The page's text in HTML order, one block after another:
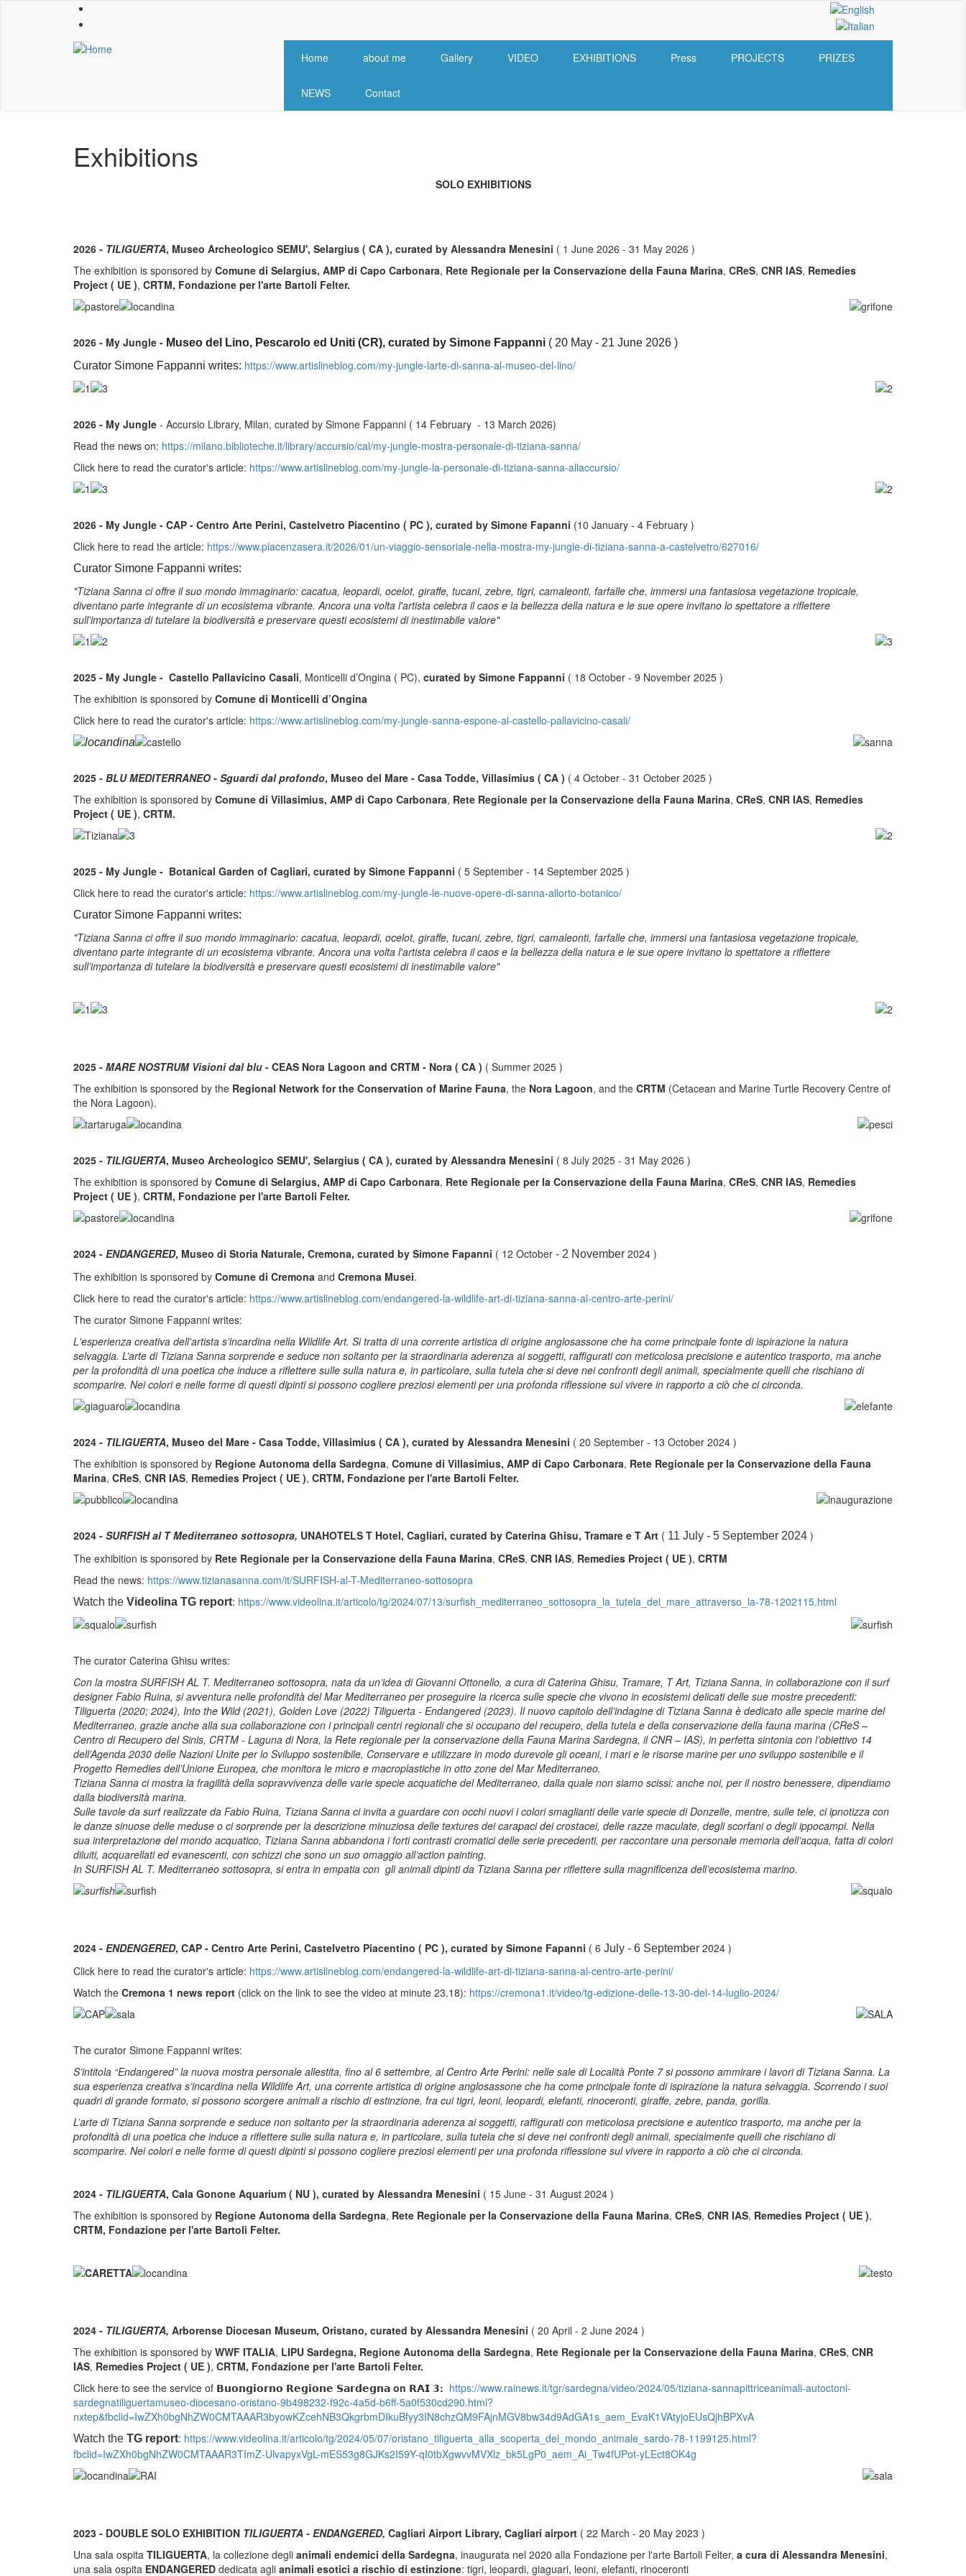
Main
navigation
Home about me Gallery VIDEO EXHIBITIONS Press PROJECTS PRIZES
NEWS Contact
Exhibitions
SOLO EXHIBITIONS
2026 - TILIGUERTA, Museo Archeologico SEMU', Selargius ( CA ), curated by Alessandra Menesini ( 1 June 2026 - 31 May 2026 )
The exhibition is sponsored by Comune di Selargius, AMP di Capo Carbonara, Rete Regionale per la Conservazione della Fauna Marina, CReS, CNR IAS, Remedies
Project ( UE ), CRTM, Fondazione per l'arte Bartoli Felter.
2026 - My Jungle - Museo del Lino, Pescarolo ed Uniti (CR), curated by Simone Fappanni ( 20 May - 21 June 2026 )
Curator Simone Fappanni writes: https://www.artislineblog.com/my-jungle-larte-di-sanna-al-museo-del-lino/
2026 - My Jungle - Accursio Library, Milan, curated by Simone Fappanni ( 14 February - 13 March 2026)
Read the news on: https://milano.biblioteche.it/library/accursio/cal/my-jungle-mostra-personale-di-tiziana-sanna/
Click here to read the curator's article: https://www.artislineblog.com/my-jungle-la-personale-di-tiziana-sanna-allaccursio/
2026 - My Jungle - CAP - Centro Arte Perini, Castelvetro Piacentino ( PC ), curated by Simone Fapanni (10 January - 4 February )
Click here to read the article: https://www.piacenzasera.it/2026/01/un-viaggio-sensoriale-nella-mostra-my-jungle-di-tiziana-sanna-a-castelvetro/627016/
Curator Simone Fappanni writes:
"Tiziana Sanna ci offre il suo mondo immaginario: cacatua, leopardi, ocelot, giraffe, tucani, zebre, tigri, camaleonti, farfalle che, immersi una fantasiosa vegetazione tropicale,
diventano parte integrante di un ecosistema vibrante. Ancora una volta l'artista celebra il caos e la bellezza della natura e le sue opere invitano lo spettatore a riflettere
sull’importanza di tutelare la biodiversità e preservare questi ecosistemi di inestimabile valore"
2025 - My Jungle - Castello Pallavicino Casali, Monticelli d’Ongina ( PC), curated by Simone Fappanni ( 18 October - 9 November 2025 )
The exhibition is sponsored by Comune di Monticelli d’Ongina
Click here to read the curator's article: https://www.artislineblog.com/my-jungle-sanna-espone-al-castello-pallavicino-casali/
2025 - BLU MEDITERRANEO - Sguardi dal profondo, Museo del Mare - Casa Todde, Villasimius ( CA ) ( 4 October - 31 October 2025 )
The exhibition is sponsored by Comune di Villasimius, AMP di Capo Carbonara, Rete Regionale per la Conservazione della Fauna Marina, CReS, CNR IAS, Remedies
Project ( UE ), CRTM.
2025 - My Jungle - Botanical Garden of Cagliari, curated by Simone Fappanni ( 5 September - 14 September 2025 )
Click here to read the curator's article: https://www.artislineblog.com/my-jungle-le-nuove-opere-di-sanna-allorto-botanico/
Curator Simone Fappanni writes:
"Tiziana Sanna ci offre il suo mondo immaginario: cacatua, leopardi, ocelot, giraffe, tucani, zebre, tigri, camaleonti, farfalle che, immersi una fantasiosa vegetazione tropicale,
diventano parte integrante di un ecosistema vibrante. Ancora una volta l'artista celebra il caos e la bellezza della natura e le sue opere invitano lo spettatore a riflettere
sull’importanza di tutelare la biodiversità e preservare questi ecosistemi di inestimabile valore"
2025 - MARE NOSTRUM Visioni dal blu - CEAS Nora Lagoon and CRTM - Nora ( CA ) ( Summer 2025 )
The exhibition is sponsored by the Regional Network for the Conservation of Marine Fauna, the Nora Lagoon, and the CRTM (Cetacean and Marine Turtle Recovery Centre of
the Nora Lagoon).
2025 - TILIGUERTA, Museo Archeologico SEMU', Selargius ( CA ), curated by Alessandra Menesini ( 8 July 2025 - 31 May 2026 )
The exhibition is sponsored by Comune di Selargius, AMP di Capo Carbonara, Rete Regionale per la Conservazione della Fauna Marina, CReS, CNR IAS, Remedies
Project ( UE ), CRTM, Fondazione per l'arte Bartoli Felter.
2024 - ENDANGERED, Museo di Storia Naturale, Cremona, curated by Simone Fapanni ( 12 October - 2 November 2024 )
The exhibition is sponsored by Comune di Cremona and Cremona Musei.
Click here to read the curator's article: https://www.artislineblog.com/endangered-la-wildlife-art-di-tiziana-sanna-al-centro-arte-perini/
The curator Simone Fappanni writes:
L'esperienza creativa dell'artista s’incardina nella Wildlife Art. Si tratta di una corrente artistica di origine anglosassone che ha come principale fonte di ispirazione la natura
selvaggia. L’arte di Tiziana Sanna sorprende e seduce non soltanto per la straordinaria aderenza ai soggetti, raffigurati con meticolosa precisione e autentico trasporto, ma anche
per la profondità di una poetica che induce a riflettere sulle sulla natura e, in particolare, sulla tutela che si deve nei confronti degli animali, specialmente quelli che rischiano di
scomparire. Nei colori e nelle forme di questi dipinti si possono cogliere preziosi elementi per una profonda riflessione sul vivere in rapporto a ciò che ci circonda.
2024 - TILIGUERTA, Museo del Mare - Casa Todde, Villasimius ( CA ), curated by Alessandra Menesini ( 20 September - 13 October 2024 )
The exhibition is sponsored by Regione Autonoma della Sardegna, Comune di Villasimius, AMP di Capo Carbonara, Rete Regionale per la Conservazione della Fauna
Marina, CReS, CNR IAS, Remedies Project ( UE ), CRTM, Fondazione per l'arte Bartoli Felter.
2024 - SURFISH al T Mediterraneo sottosopra, UNAHOTELS T Hotel, Cagliari, curated by Caterina Ghisu, Tramare e T Art ( 11 July - 5 September 2024 )
The exhibition is sponsored by Rete Regionale per la Conservazione della Fauna Marina, CReS, CNR IAS, Remedies Project ( UE ), CRTM
Read the news: https://www.tizianasanna.com/it/SURFISH-al-T-Mediterraneo-sottosopra
Watch the Videolina TG report: https://www.videolina.it/articolo/tg/2024/07/13/surfish_mediterraneo_sottosopra_la_tutela_del_mare_attraverso_la-78-1202115.html
The curator Caterina Ghisu writes:
Con la mostra SURFISH AL T. Mediterraneo sottosopra, nata da un’idea di Giovanni Ottonello, a cura di Caterina Ghisu, Tramare, T Art, Tiziana Sanna, in collaborazione con il surf
designer Fabio Ruina, si avventura nelle profondità del Mar Mediterraneo per proseguire la ricerca sulle specie che vivono in ecosistemi delicati delle sue mostre precedenti:
Tiliguerta (2020; 2024), Into the Wild (2021), Golden Love (2022) Tiliguerta - Endangered (2023). Il nuovo capitolo dell’indagine di Tiziana Sanna è dedicato alle specie marine del
Mediterraneo, grazie anche alla sua collaborazione con i principali centri regionali che si occupano del recupero, della tutela e della conservazione della fauna marina (CReS –
Centro di Recupero del Sinis, CRTM - Laguna di Nora, la Rete regionale per la conservazione della Fauna Marina Sardegna, il CNR – IAS), in perfetta sintonia con l’obiettivo 14
dell’Agenda 2030 delle Nazioni Unite per lo Sviluppo sostenibile, Conservare e utilizzare in modo durevole gli oceani, i mari e le risorse marine per uno sviluppo sostenibile e il
Progetto Remedies dell’Unione Europea, che monitora le micro e macroplastiche in otto zone del Mar Mediterraneo.
Tiziana Sanna ci mostra la fragilità della sopravvivenza delle varie specie acquatiche del Mediterraneo, dalla quale non siamo scissi: anche noi, per il nostro benessere, dipendiamo
dalla biodiversità marina.
Sulle tavole da surf realizzate da Fabio Ruina, Tiziana Sanna ci invita a guardare con occhi nuovi i colori smaglianti delle varie specie di Donzelle, mentre, sulle tele, ci ipnotizza con
le danze sinuose delle meduse o ci sorprende per la descrizione minuziosa delle textures dei carapaci dei crostacei, delle razze maculate, degli scorfani o degli ippocampi. Nella
sua interpretazione del mondo acquatico, Tiziana Sanna abbandona i forti contrasti cromatici delle serie precedenti, per raccontare una personale memoria dell’acqua, fatta di colori
diluiti, acquarellati ed evanescenti, con schizzi che sono un suo omaggio all’action painting.
In SURFISH AL T. Mediterraneo sottosopra, si entra in empatia con gli animali dipinti da Tiziana Sanna per riflettere sulla magnificenza dell’ecosistema marino.
2024 - ENDENGERED, CAP - Centro Arte Perini, Castelvetro Piacentino ( PC ), curated by Simone Fapanni ( 6 July - 6 September 2024 )
Click here to read the curator's article: https://www.artislineblog.com/endangered-la-wildlife-art-di-tiziana-sanna-al-centro-arte-perini/
Watch the Cremona 1 news report (click on the link to see the video at minute 23.18): https://cremona1.it/video/tg-edizione-delle-13-30-del-14-luglio-2024/
The curator Simone Fappanni writes:
S’intitola “Endangered” la nuova mostra personale allestita, fino al 6 settembre, al Centro Arte Perini: nelle sale di Località Ponte 7 si possono ammirare i lavori di Tiziana Sanna. La
sua esperienza creativa s’incardina nella Wildlife Art, una corrente artistica di origine anglosassone che ha come principale fonte di ispirazione la natura selvaggia. Scorrendo i suoi
quadri di grande formato, si possono scorgere animali a rischio di estinzione, fra cui tigri, leoni, leopardi, elefanti, rinoceronti, giraffe, zebre, panda, gorilla.
L’arte di Tiziana Sanna sorprende e seduce non soltanto per la straordinaria aderenza ai soggetti, raffigurati con meticolosa precisione e autentico trasporto, ma anche per la
profondità di una poetica che induce a riflettere sulle sulla natura e, in particolare, sulla tutela che si deve nei confronti degli animali, specialmente quelli che rischiano di
scomparire. Nei colori e nelle forme di questi dipinti si possono cogliere preziosi elementi per una profonda riflessione sul vivere in rapporto a ciò che ci circonda.
2024 - TILIGUERTA, Cala Gonone Aquarium ( NU ), curated by Alessandra Menesini ( 15 June - 31 August 2024 )
The exhibition is sponsored by Regione Autonoma della Sardegna, Rete Regionale per la Conservazione della Fauna Marina, CReS, CNR IAS, Remedies Project ( UE ),
CRTM, Fondazione per l'arte Bartoli Felter.
2024 - TILIGUERTA, Arborense Diocesan Museum, Oristano, curated by Alessandra Menesini ( 20 April - 2 June 2024 )
The exhibition is sponsored by WWF ITALIA, LIPU Sardegna, Regione Autonoma della Sardegna, Rete Regionale per la Conservazione della Fauna Marina, CReS, CNR
IAS, Remedies Project ( UE ), CRTM, Fondazione per l'arte Bartoli Felter.
Click here to see the service of 𝗕𝘂𝗼𝗻𝗴𝗶𝗼𝗿𝗻𝗼 𝗥𝗲𝗴𝗶𝗼𝗻𝗲 𝗦𝗮𝗿𝗱𝗲𝗴𝗻𝗮 on 𝗥𝗔𝗜 𝟯: https://www.rainews.it/tgr/sardegna/video/2024/05/tiziana-sannapittriceanimali-autoctoni-
sardegnatiliguertamuseo-diocesano-oristano-9b498232-f92c-4a5d-b6ff-5a0f530cd290.html?
nxtep&fbclid=IwZXh0bgNhZW0CMTAAAR3byowKZcehNB3QkgrbmDIkuBfyy3IN8chzQM9FAjnMGV8bw34d9AdGA1s_aem_EvaK1VAtyjoEUsQjhBPXvA
Watch the TG report: https://www.videolina.it/articolo/tg/2024/05/07/oristano_tiliguerta_alla_scoperta_del_mondo_animale_sardo-78-1199125.html?
fbclid=IwZXh0bgNhZW0CMTAAAR3TImZ-UlvapyxVgL-mES53g8GJKs2I59Y-qI0tbXgwvvMVXlz_bk5LgP0_aem_Ai_Tw4fUPot-yLEct8OK4g
2023 - DOUBLE SOLO EXHIBITION TILIGUERTA - ENDANGERED, Cagliari Airport Library, Cagliari airport ( 22 March - 20 May 2023 )
Una sala ospita TILIGUERTA, la collezione degli animali endemici della Sardegna, inaugurata nel 2020 alla Fondazione per l'arte Bartoli Felter, a cura di Alessandra Menesini,
una sala ospita ENDANGERED dedicata agli animali esotici a rischio di estinzione: tigri, leopardi, giaguari, leoni, elefanti, rinoceronti